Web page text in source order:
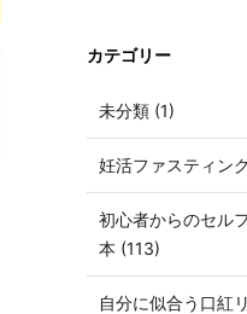
カテゴリー
未分類 (1)
妊活ファスティン
初心者からのセル
本 (113)
自分に似合う口紅